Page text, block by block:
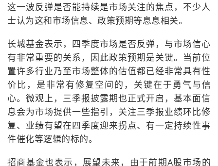
这一波反弹是否能持续是市场关注的焦点，不少人
士认为这和市场信息、政策预期等息息相关。
长城基金表示，四季度市场是否反弹，与市场信心
有非常重要的关系，因此政策预期是关键。当前位
置许多行业乃至市场整体的估值都已经非常具有性
价比，是非常有修复空间的，关键在于勇气与信
心。微观上，三季报披露期也正式开启，基本面信
息会为市场提供一些指引，关注三季报业绩环比修
复、业绩有望在四季度迎来拐点、有一定持续性事
件催化等逻辑的标的。
招商基金也表示，展望未来，由于前期A股市场的